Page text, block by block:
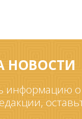
НОВОСТИ
информацию